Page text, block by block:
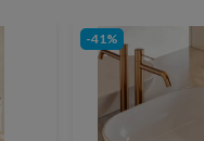
-41%